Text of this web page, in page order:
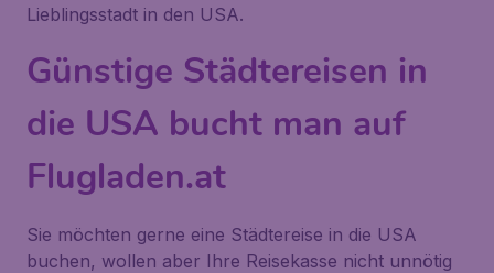
Lieblingsstadt in den USA.
Günstige Städtereisen in
die USA bucht man auf
Flugladen.at
Sie möchten gerne eine Städtereise in die USA
buchen, wollen aber Ihre Reisekasse nicht unnötig